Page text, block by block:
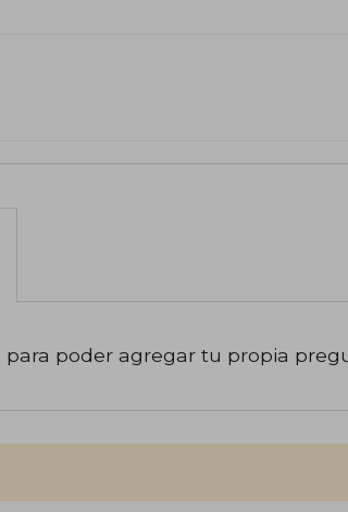
para poder agregar tu propia